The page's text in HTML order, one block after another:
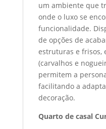
um ambiente que
onde o luxo se
funcionalidade.
de opções de
estruturas e frisos,
(carvalhos e
permitem a
facilitando a
decoração.
Quarto de casal